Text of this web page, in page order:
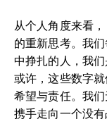
从个人角度来看
的重新思考。我
中挣扎的人，我
或许，这些数字
希望与责任。我
携手走向一个没有